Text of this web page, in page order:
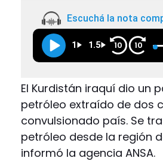
Escuchá la nota
1 1.5 10 10
El Kurdistán iraquí dio un
petróleo extraído de dos
convulsionado país. Se
petróleo desde la región
informó la agencia ANSA.